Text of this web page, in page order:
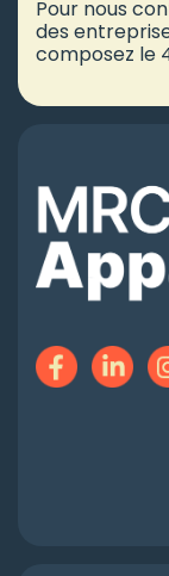
Pour nous
des
composez le